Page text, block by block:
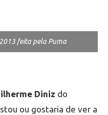
feita pela Puma
Diniz do
ou gostaria de ver a